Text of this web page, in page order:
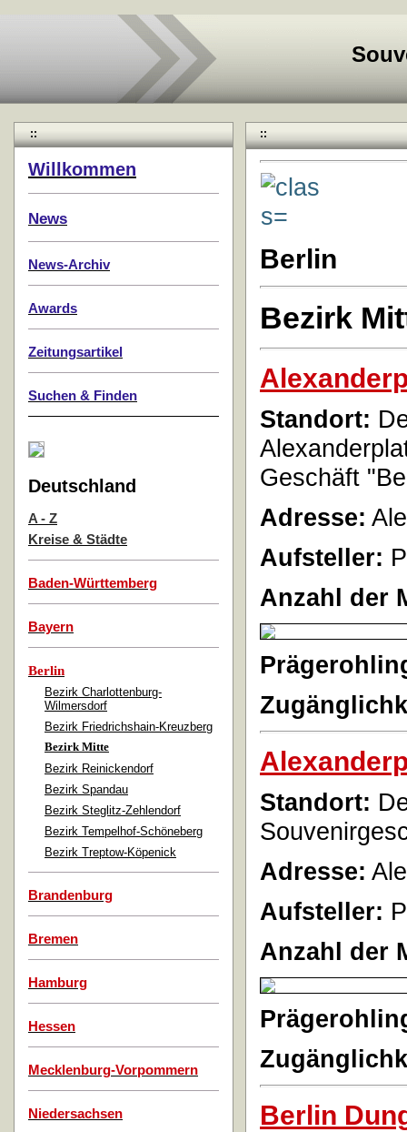
::
Willkommen
News
News-Archiv
Awards
Zeitungsartikel
Suchen & Finden
Deutschland
A - Z
Kreise & Städte
Baden-Württemberg
Bayern
Berlin
Bezirk Charlottenburg-
Wilmersdorf
Bezirk Friedrichshain-Kreuzberg
Bezirk Mitte
Bezirk Reinickendorf
Bezirk Spandau
Bezirk Steglitz-Zehlendorf
Bezirk Tempelhof-Schöneberg
Bezirk Treptow-Köpenick
Brandenburg
Bremen
Hamburg
Hessen
Mecklenburg-Vorpommern
Niedersachsen
::
Berlin
Bezirk
Standort:
Geschäft
Adresse:
Aufsteller:
Anzahl der
Standort:
Adresse:
Aufsteller:
Anzahl der
Berlin